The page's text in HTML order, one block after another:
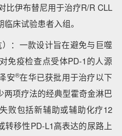
比伊布替尼用于治疗R/R CLL
床试验患者入组。
）：一款设计旨在避免与巨噬
免疫检查点受体PD-1的人源
安®在华已获批用于治疗以下
两项疗法的经典型霍奇金淋巴
败包括新辅助或辅助化疗12
转移性PD-L1高表达的尿路上